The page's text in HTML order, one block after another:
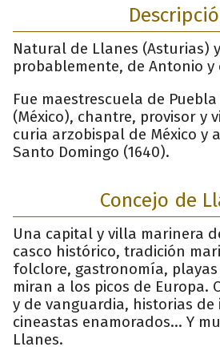
Natural de Llanes (Asturias)
probablemente, de Antonio y
Fue maestrescuela de
(México), chantre, provisor y
curia arzobispal de México y
Santo Domingo (1640).
Concejo de
Una capital y villa marinera
casco histórico, tradición
folclore, gastronomía,
miran a los picos de Europa.
y de vanguardia, historias de
cineastas enamorados... Y
Llanes.